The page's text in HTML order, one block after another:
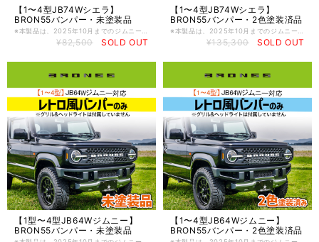
【1〜4型JB74Wシエラ】
BRON55バンパー・未塗装品
¥82,500 SOLD OUT
【1〜4型JB74Wシエラ】
BRON55バンパー・2色塗装済品
¥135,300 SOLD OUT
【1型〜4型JB64Wジムニー】
BRON55バンパー・未塗装品
【1〜4型JB64Wジムニー】
BRON55バンパー・2色塗装済品